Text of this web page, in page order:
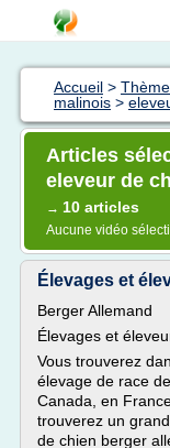
Accueil >
malinois >
Articles
eleveur de
→ 10 articles
Aucune vidéo
Élevages et
Berger Allemand
Élevages et
Vous trouverez
élevage de race
Canada, en
trouverez un
de chien berger